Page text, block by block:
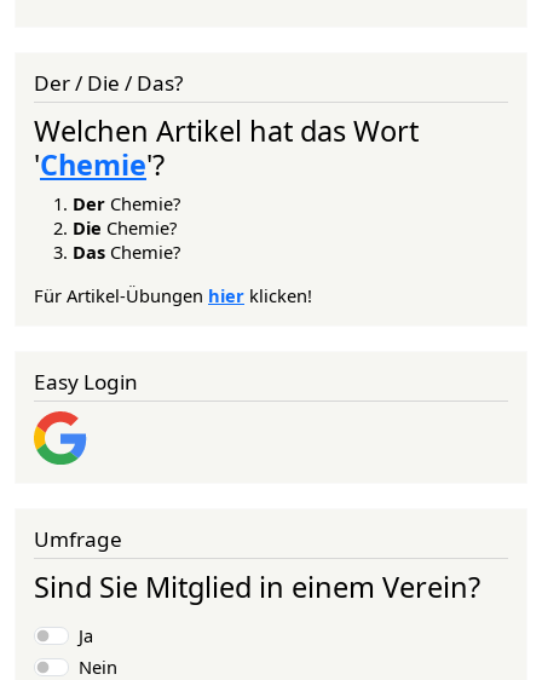
Der / Die / Das?
Welchen Artikel hat das Wort
'Chemie'?
Der Chemie?
Die Chemie?
Das Chemie?
Für Artikel-Übungen hier klicken!
Easy Login
Umfrage
Sind Sie Mitglied in einem Verein?
Auswahlmöglichkeiten
Ja
Nein